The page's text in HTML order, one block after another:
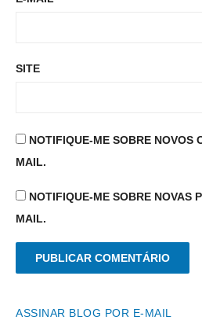
SITE
NOTIFIQUE-ME SOBRE NOVOS
MAIL.
NOTIFIQUE-ME SOBRE NOVAS
MAIL.
ASSINAR BLOG POR E-MAIL